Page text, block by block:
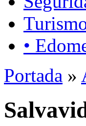
•
Portada »